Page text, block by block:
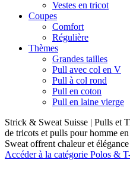
Vestes en tricot
Coupes
Comfort
Régulière
Thèmes
Grandes tailles
Pull avec col en V
Pull à col rond
Pull en coton
Pull en laine vierge
Strick & Sweat Suisse | Pulls et
de tricots et pulls pour homme
Sweat offrent chaleur et élégance
Accéder à la catégorie Polos &